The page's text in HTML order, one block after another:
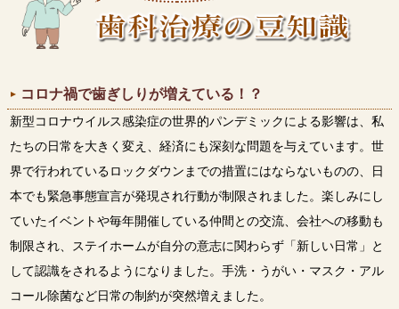
コロナ禍で歯ぎしりが増えている！？
新型コロナウイルス感染症の世界的パンデミックによる影響は、私
たちの日常を大きく変え、経済にも深刻な問題を与えています。世
界で行われているロックダウンまでの措置にはならないものの、日
本でも緊急事態宣言が発現され行動が制限されました。楽しみにし
ていたイベントや毎年開催している仲間との交流、会社への移動も
制限され、ステイホームが自分の意志に関わらず「新しい日常」と
して認識をされるようになりました。手洗・うがい・マスク・アル
コール除菌など日常の制約が突然増えました。